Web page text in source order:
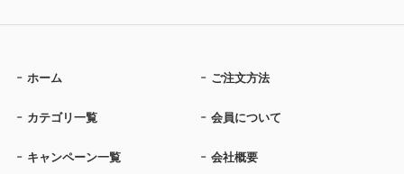
ホーム ご注文方法
カテゴリ一覧 会員について
キャンペーン一覧 会社概要